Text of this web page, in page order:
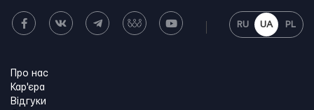
RU UA PL
Про нас
Кар'єра
Відгуки